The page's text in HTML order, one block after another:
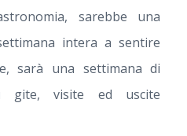
sarebbe una
intera a sentire
sarà una settimana di
gite, visite ed uscite